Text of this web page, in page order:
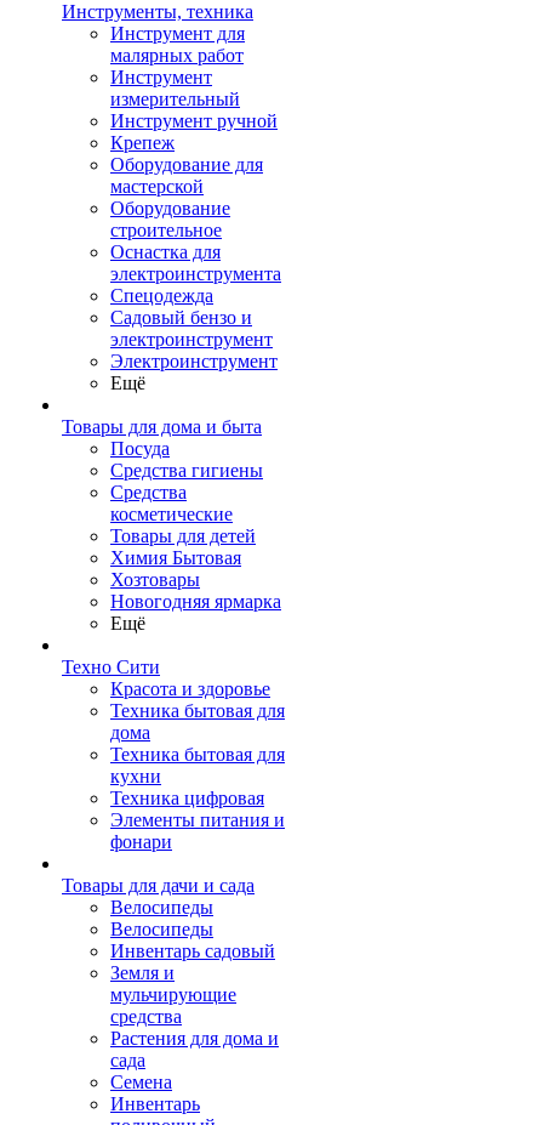
Инструменты, техника
Инструмент для
малярных работ
Инструмент
измерительный
Инструмент ручной
Крепеж
Оборудование для
мастерской
Оборудование
строительное
Оснастка для
электроинструмента
Спецодежда
Садовый бензо и
электроинструмент
Электроинструмент
Ещё
Товары для дома и быта
Посуда
Средства гигиены
Средства
косметические
Товары для детей
Химия Бытовая
Хозтовары
Новогодняя ярмарка
Ещё
Техно Сити
Красота и здоровье
Техника бытовая для
дома
Техника бытовая для
кухни
Техника цифровая
Элементы питания и
фонари
Товары для дачи и сада
Велосипеды
Велосипеды
Инвентарь садовый
Земля и
мульчирующие
средства
Растения для дома и
сада
Семена
Инвентарь